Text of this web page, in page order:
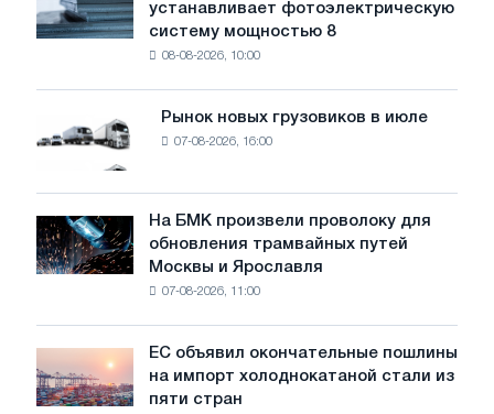
угрожает
Rasselstein
устанавливает
фотоэлектрическую
целей
обезуглероживания
устанавливает фотоэлектрическую
систему мощностью 8
08-08-2026, 10:00
Рынок
новых
грузовиков
в
июле
Рынок новых грузовиков в июле
07-08-2026, 16:00
На
БМК
произвели
трамвайных
путей
На БМК произвели проволоку для
обновления трамвайных путей
Москвы и Ярославля
07-08-2026, 11:00
объявил
окончательные
ЕС объявил окончательные пошлины
на импорт холоднокатаной стали из
пяти стран